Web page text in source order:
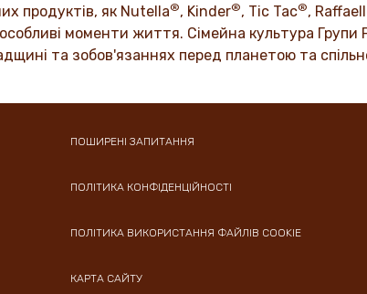
продуктів, як Nutella®, Kinder®, Tic Tac®,
моменти життя. Сімейна культура Групи
та зобов'язаннях перед планетою та
ПОШИРЕНІ ЗАПИТАННЯ
ПОЛІТИКА КОНФІДЕНЦІЙНОСТІ
ПОЛІТИКА ВИКОРИСТАННЯ ФАЙЛІВ COOKIE
КАРТА САЙТУ